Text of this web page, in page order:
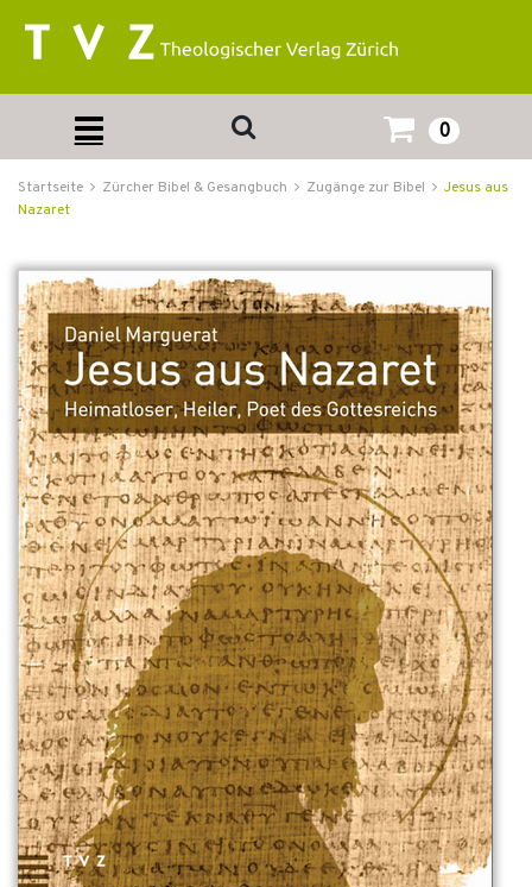
0
Startseite Zürcher Bibel & Gesangbuch Zugänge zur Bibel
Jesus aus
Nazaret